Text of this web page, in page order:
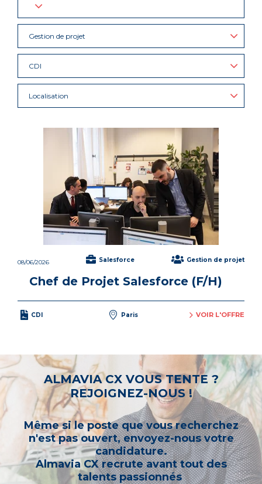
Gestion de projet
CDI
Localisation
08/06/2026 Salesforce Gestion de projet
Chef de Projet Salesforce (F/H)
CDI Paris VOIR L'OFFRE
ALMAVIA CX VOUS TENTE ?
REJOIGNEZ-NOUS !
Même si le poste que vous recherchez
n'est pas ouvert, envoyez-nous votre
candidature.
Almavia CX recrute avant tout des
talents passionnés